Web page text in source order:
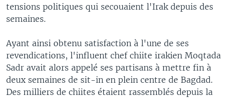
tensions politiques qui secouaient l'Irak depuis des
semaines.
Ayant ainsi obtenu satisfaction à l'une de ses
revendications, l'influent chef chiite irakien Moqtada
Sadr avait alors appelé ses partisans à mettre fin à
deux semaines de sit-in en plein centre de Bagdad.
Des milliers de chiites étaient rassemblés depuis la